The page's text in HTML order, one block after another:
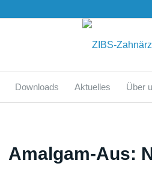
Downloads Aktuelles Über
Amalgam-Aus: